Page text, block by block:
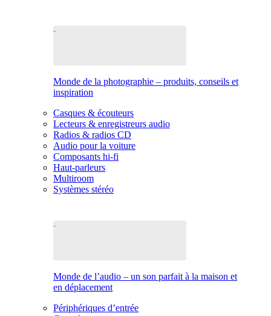
Monde de la photographie – produits, conseils et
inspiration
Casques & écouteurs
Lecteurs & enregistreurs audio
Radios & radios CD
Audio pour la voiture
Composants hi-fi
Haut-parleurs
Multiroom
Systèmes stéréo
Monde de l’audio – un son parfait à la maison et
en déplacement
Périphériques d’entrée